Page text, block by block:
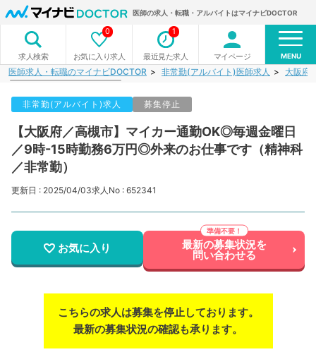
医師の求人・転職・アルバイトはマイナビDOCTOR
求人検索 お気に入り求人
0
最近見た求人
1
マイページ MENU
医師求人・転職のマイナビDOCTOR 非常勤(アルバイト)医師求人 大阪府
非常勤(アルバイト)求人 募集停止
【大阪府／高槻市】マイカー通勤OK◎毎週金曜日
／9時-15時勤務6万円◎外来のお仕事です（精神科
／非常勤）
更新日 : 2025/04/03求人No : 652341
お気に入り 最新の募集状況を
問い合わせる
こちらの求人は募集を停止しております。
最新の募集状況の確認も承ります。